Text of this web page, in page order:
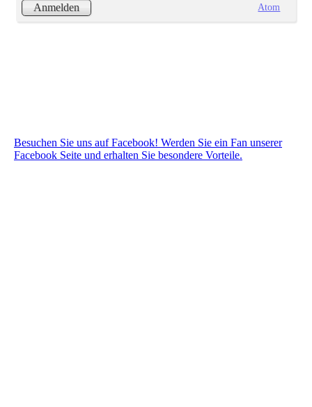
Anmelden
Atom
Besuchen Sie uns auf Facebook! Werden Sie ein Fan unserer
Facebook Seite und erhalten Sie besondere Vorteile.